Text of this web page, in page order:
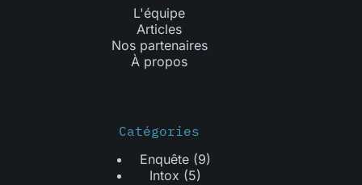
L'équipe
Articles
Nos partenaires
À propos
Catégories
Enquête (9)
Intox (5)